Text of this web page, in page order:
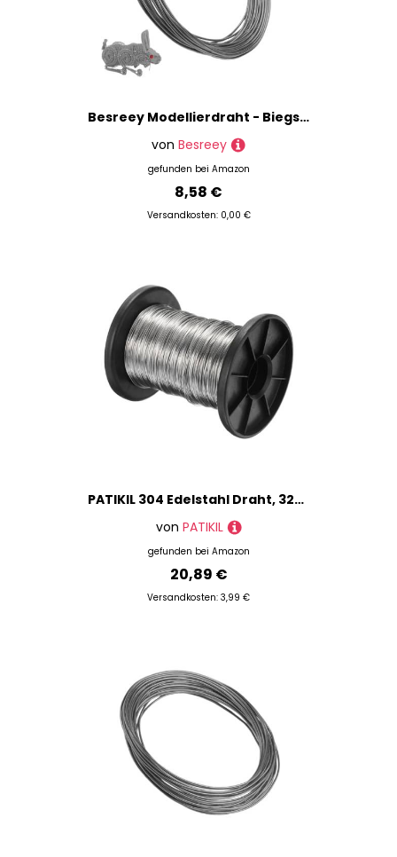
Besreey Modellierdraht - Biegsamer Schmuckdraht für Schmuckherstellung,Zubehör Für Kunsthandwerk Bonsai Blumendekor Edelsteinwicklung Halskette Armband
von Besreey
gefunden bei Amazon
8,58 €
Versandkosten: 0,00 €
PATIKIL 304 Edelstahl Draht, 328 Ft 0,5 mm 24 Gauge Schmuckdraht Basteldraht für Schmuckherstellung Armbänder Basteln DIY, Silber
von PATIKIL
gefunden bei Amazon
20,89 €
Versandkosten: 3,99 €